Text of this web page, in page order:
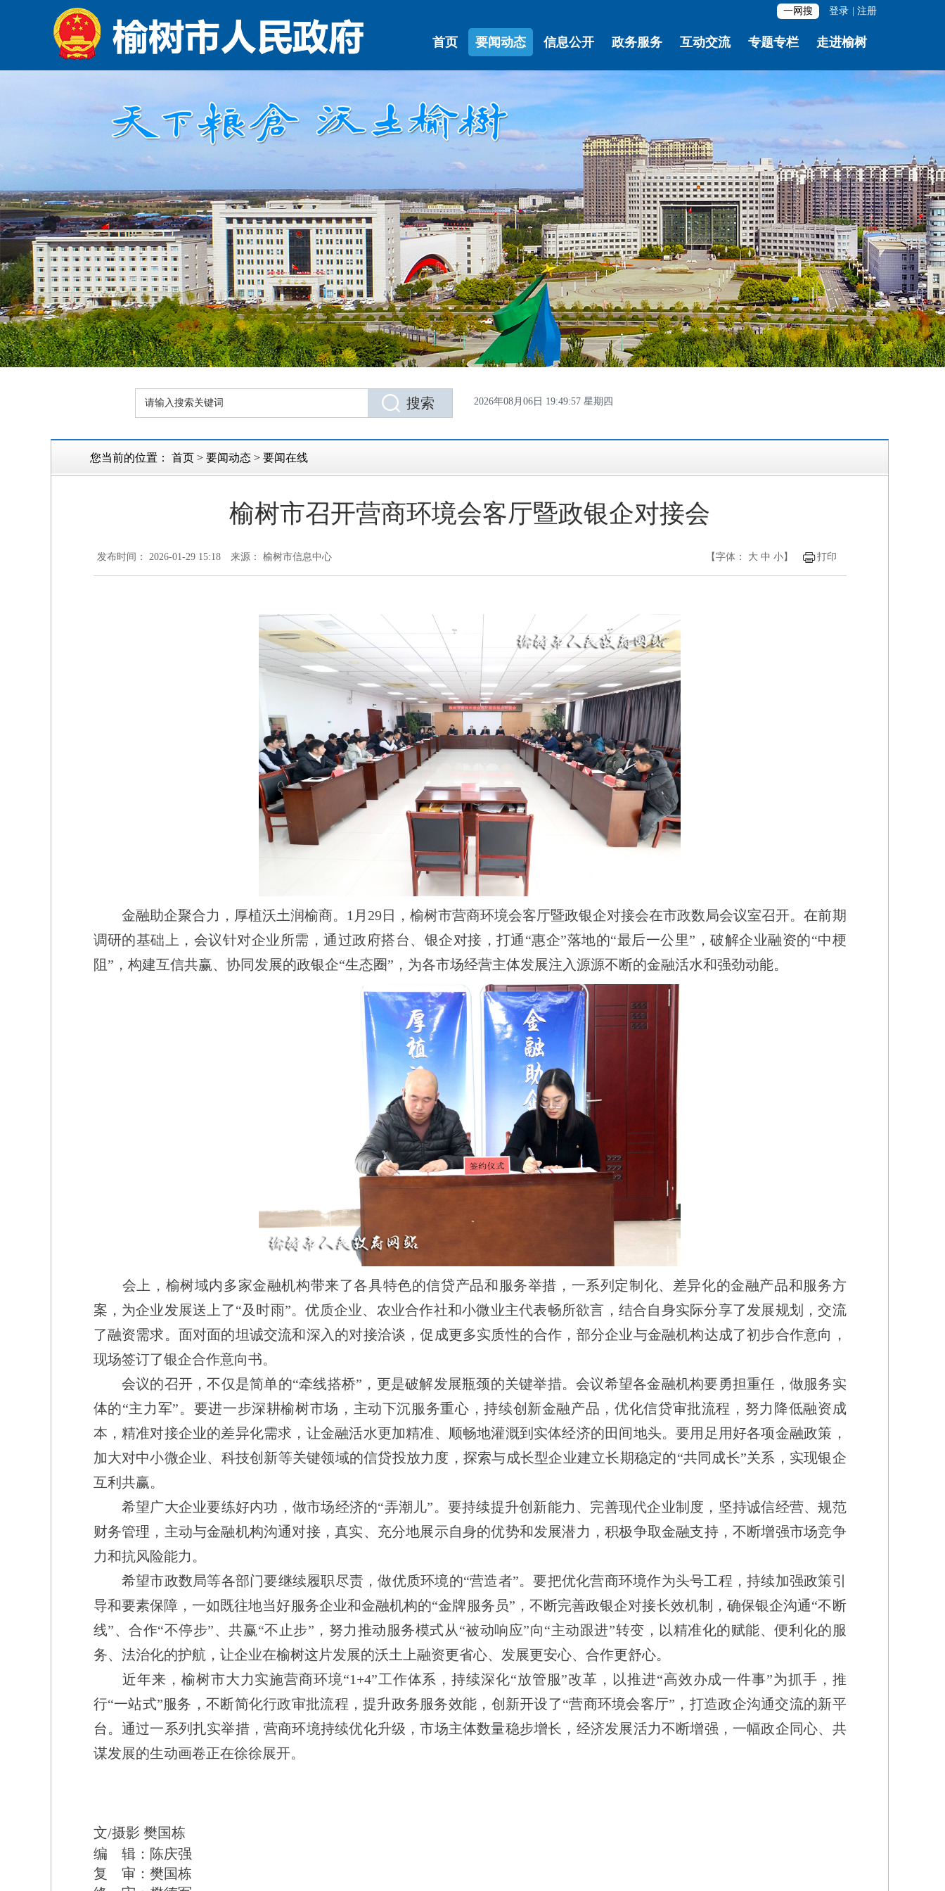
一网搜 登录 注册
首页 要闻动态 信息公开 政务服务 互动交流 专题专栏 走进榆树
2026年08月06日 19:49:58 星期四
您当前的位置： 首页 > 要闻动态 > 要闻在线
榆树市召开营商环境会客厅暨政银企对接会
发布时间： 2026-01-29 15:18 来源： 榆树市信息中心 【字体： 大 中 小】 打印
金融助企聚合力，厚植沃土润榆商。 1 月 29日，榆树市营商环境会客厅暨政银企对接会在市政数局会议室召开。在前期
调研的基础上，会议针对企业所需，通过政府搭台、银企对接，打通“惠企”落地的“最后一公里”，破解企业融资的“中梗
阻”，构建互信共赢、协同发展的政银企“生态圈”，为各市场经营主体发展注入源源不断的金融活水和强劲动能。
会上，榆树域内多家金融机构带来了各具特色的信贷产品和服务举措，一系列定制化、差异化的金融产品和服务方
案，为企业发展送上了“及时雨”。优质企业、农业合作社和小微业主代表畅所欲言，结合自身实际分享了发展规划，交流
了融资需求。面对面的坦诚交流和深入的对接洽谈，促成更多实质性的合作，部分企业与金融机构达成了初步合作意向，
现场签订了银企合作意向书。
会议的召开，不仅是简单的“牵线搭桥” ，更是破解发展瓶颈的关键举措。会议希望各金融机构要勇担重任，做服务实
体的“主力军”。要进一步深耕榆树市场，主动下沉服务重心，持续创新金融产品，优化信贷审批流程，努力降低融资成
本，精准对接企业的差异化需求，让金融活水更加精准、顺畅地灌溉到实体经济的田间地头。要用足用好各项金融政策，
加大对中小微企业、科技创新等关键领域的信贷投放力度，探索与成长型企业建立长期稳定的“共同成长”关系，实现银企
互利共赢。
希望广大企业要练好内功，做市场经济的“弄潮儿”。要持续提升创新能力、完善现代企业制度，坚持诚信经营、规范
财务管理，主动与金融机构沟通对接，真实、充分地展示自身的优势和发展潜力，积极争取金融支持，不断增强市场竞争
力和抗风险能力。
希望市政数局等各部门要继续履职尽责，做优质环境的“营造者”。要把优化营商环境作为头号工程，持续加强政策引
导和要素保障，一如既往地当好服务企业和金融机构的“金牌服务员” ，不断完善政银企对接长效机制，确保银企沟通“不断
线”、合作“不停步”、共赢“不止步” ，努力推动服务模式从“被动响应”向“主动跟进”转变，以精准化的赋能、便利化的服
务、法治化的护航，让企业在榆树这片发展的沃土上融资更省心、发展更安心、合作更舒心。
近年来，榆树市大力实施营商环境“1+4”工作体系，持续深化“放管服”改革，以推进“高效办成一件事”为抓手，推
行“一站式”服务，不断简化行政审批流程，提升政务服务效能，创新开设了“营商环境会客厅” ，打造政企沟通交流的新平
台。通过一系列扎实举措，营商环境持续优化升级，市场主体数量稳步增长，经济发展活力不断增强，一幅政企同心、共
谋发展的生动画卷正在徐徐展开。
文/摄影 樊国栋
编 辑：陈庆强
复 审：樊国栋